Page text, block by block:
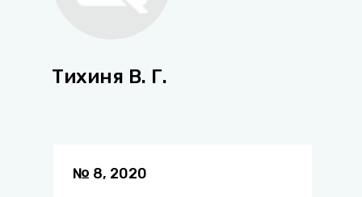
Тихиня В. Г.
№ 8, 2020